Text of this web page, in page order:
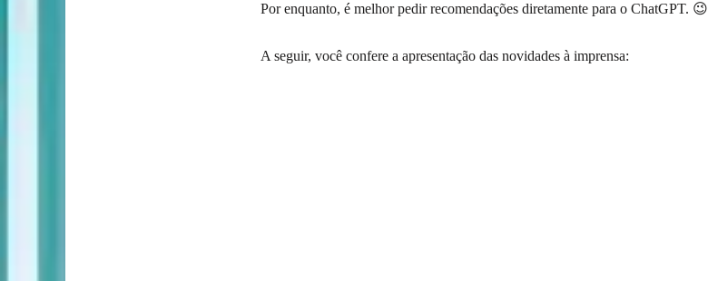
Por enquanto, é melhor pedir recomendações diretamente para o ChatGPT. 😉
A seguir, você confere a apresentação das novidades à imprensa: